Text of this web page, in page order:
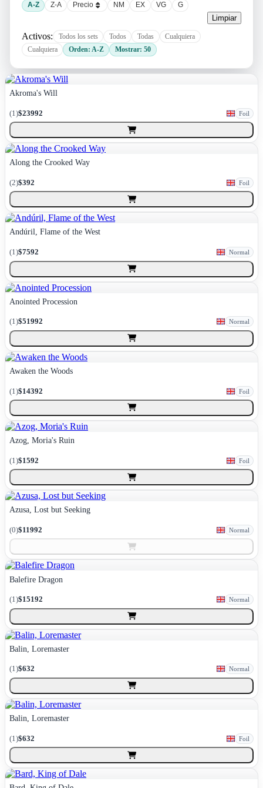
A-Z Z-A Precio NM EX VG G
Limpiar
Activos: Todos los sets Todos Todas
Cualquiera
Cualquiera
Orden: A-Z Mostrar: 50
Akroma's Will
(1)$23992 Foil
Along the Crooked Way
(2)$392 Foil
Andúril, Flame of the West
(1)$7592 Normal
Anointed Procession
(1)$51992 Normal
Awaken the Woods
(1)$14392 Foil
Azog, Moria's Ruin
(1)$1592 Foil
Azusa, Lost but Seeking
(0)$11992 Normal
Balefire Dragon
(1)$15192 Normal
Balin, Loremaster
(1)$632 Normal
Balin, Loremaster
(1)$632 Foil